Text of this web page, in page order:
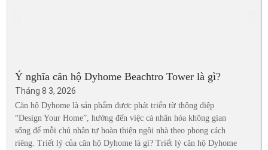
Ý nghĩa căn hộ Dyhome Beachtro Tower là gì?
Tháng 8 3, 2026
Căn hộ Dyhome là sản phẩm được phát triển từ thông điệp
“Design Your Home”, hướng đến việc cá nhân hóa không gian
sống để mỗi chủ nhân tự hoàn thiện ngôi nhà theo phong cách
riêng. Triết lý của căn hộ Dyhome là gì? Triết lý căn hộ Dyhome